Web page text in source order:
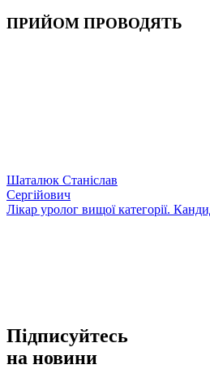
ПРИЙОМ ПРОВОДЯТЬ
Шаталюк Станіслав
Сергійович
Лікар уролог вищої категорії.
Підписуйтесь
на новини